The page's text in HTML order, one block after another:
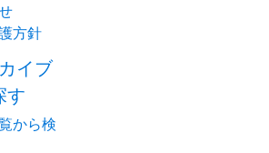
方針
イブ
す
から検